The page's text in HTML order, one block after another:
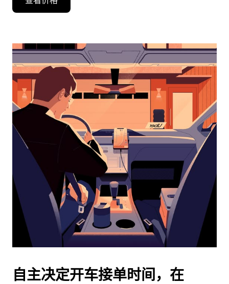
向
头
浏
日
并
期。
按
退
闭
日
自主决定开车接单时间，在